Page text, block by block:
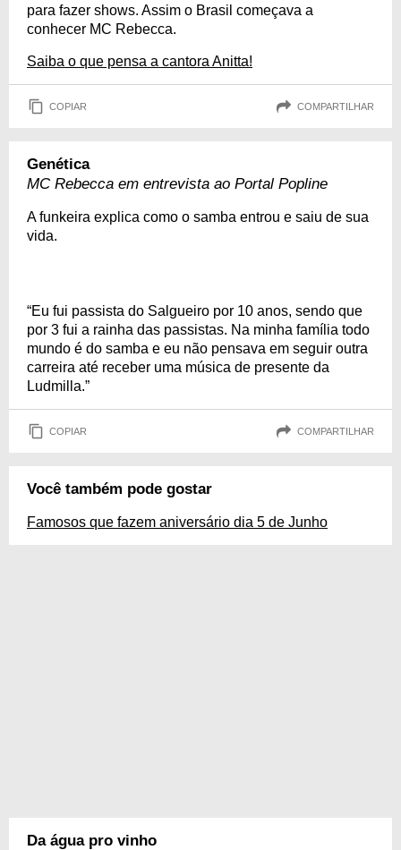
para fazer shows. Assim o Brasil começava a
conhecer MC Rebecca.
Saiba o que pensa a cantora Anitta!
COPIAR COMPARTILHAR
Genética
MC Rebecca em entrevista ao Portal Popline
A funkeira explica como o samba entrou e saiu de sua
vida.
“Eu fui passista do Salgueiro por 10 anos, sendo que
por 3 fui a rainha das passistas. Na minha família todo
mundo é do samba e eu não pensava em seguir outra
carreira até receber uma música de presente da
Ludmilla.”
COPIAR COMPARTILHAR
Você também pode gostar
Famosos que fazem aniversário dia 5 de Junho
Da água pro vinho